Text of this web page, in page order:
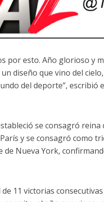
por esto. Año glorioso y
diseño que vino del
del deporte”, escribió
se consagró
y se consagró como
de Nueva York,
11 victorias